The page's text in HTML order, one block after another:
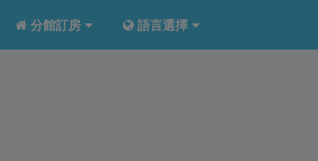
分館訂房 語言選擇